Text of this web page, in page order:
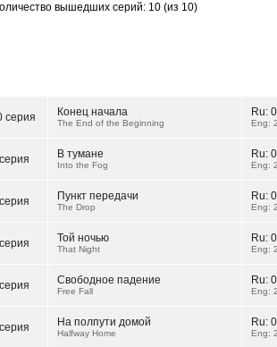
вышедших серий: 10 (из 10)
серия Конец начала
The End of the Beginning
Ru:
Eng:
В тумане
Into the Fog
Ru:
Eng:
Пункт передачи
The Drop
Ru:
Eng:
Той ночью
That Night
Ru:
Eng:
Свободное падение
Free Fall
Ru:
Eng:
На полпути домой
Halfway Home
Ru:
Eng: